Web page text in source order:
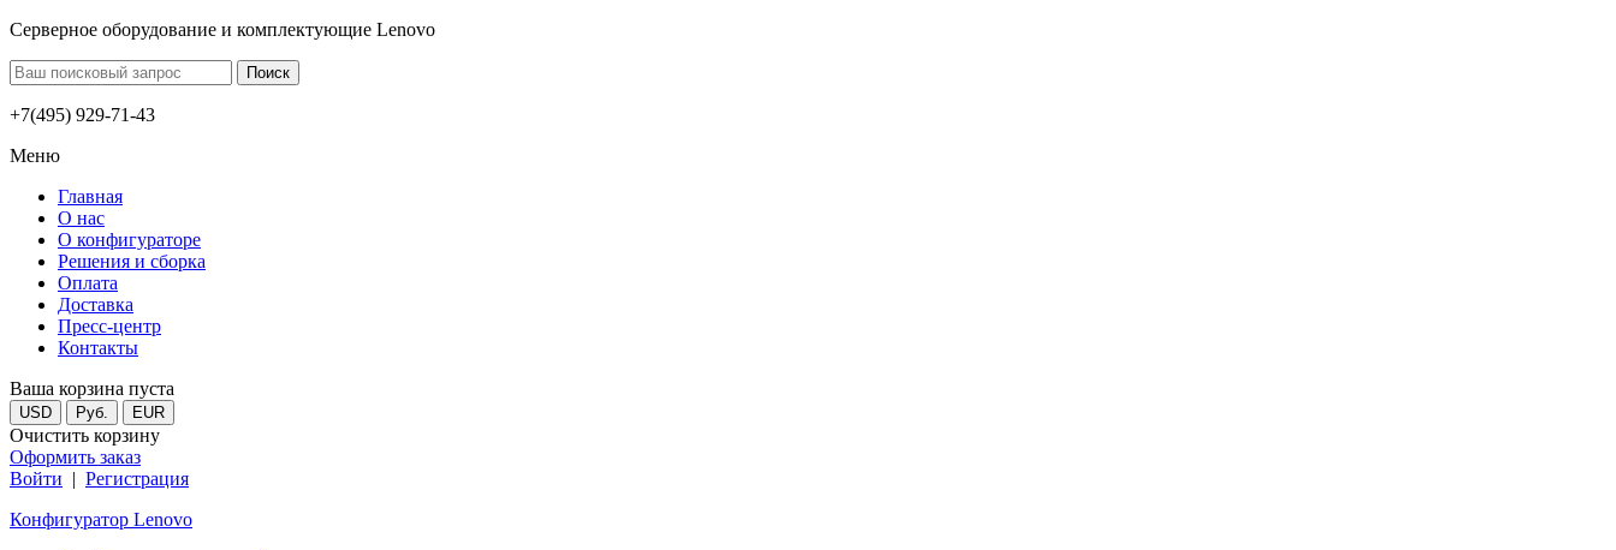
Серверное оборудование и комплектующие Lenovo
+7(495) 929-71-43
Меню
Главная
О нас
О конфигураторе
Решения и сборка
Оплата
Доставка
Пресс-центр
Контакты
Ваша корзина пуста
USD Руб. EUR
Очистить корзину
Оформить заказ
Войти | Регистрация
Конфигуратор Lenovo